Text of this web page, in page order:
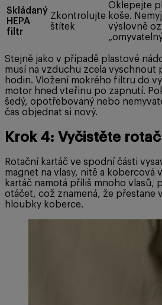
Skládaný
HEPA
filtr
Zkontrolujte
štítek
Oklepejte
koše.
výslovně
Stejně jako v případě plastové
musí na vzduchu zcela vyschnout
hodin. Vložení mokrého filtru do
motor hned vteřinu po zapnutí.
šedý, opotřebovaný nebo
čas objednat si nový.
Krok 4: Vyčistěte
Rotační kartáč ve spodní části
magnet na vlasy, nitě a kobercová
kartáč namotá příliš mnoho vlasů,
otáčet, což znamená, že přestane
hloubky koberce.